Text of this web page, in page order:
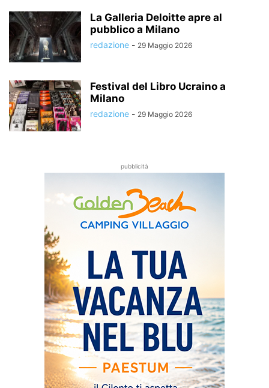
La Galleria Deloitte apre al
pubblico a Milano
redazione - 29 Maggio 2026
Festival del Libro Ucraino a
Milano
redazione - 29 Maggio 2026
pubblicità